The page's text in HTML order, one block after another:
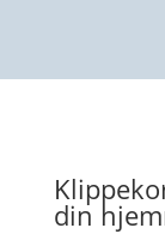
din